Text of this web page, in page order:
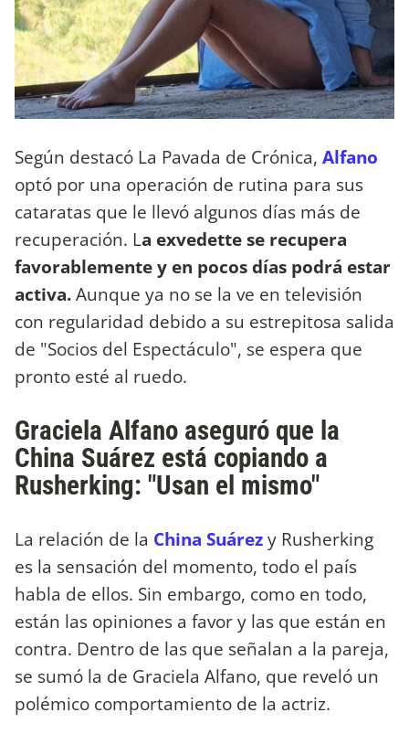
Según destacó La Pavada de Crónica, Alfano
optó por una operación de rutina para sus
cataratas que le llevó algunos días más de
recuperación. La exvedette se recupera
favorablemente y en pocos días podrá estar
activa.Aunque ya no se la ve en televisión
con regularidad debido a su estrepitosa salida
de "Socios del Espectáculo", se espera que
pronto esté al ruedo.
Graciela Alfano aseguró que la
China Suárez está copiando a
Rusherking: "Usan el mismo"
La relación de la China Suárezy Rusherking
es la sensación del momento, todo el país
habla de ellos. Sin embargo, como en todo,
están las opiniones a favor y las que están en
contra. Dentro de las que señalan a la pareja,
se sumó la de Graciela Alfano, que reveló un
polémico comportamiento de la actriz.